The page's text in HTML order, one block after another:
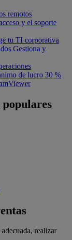
remotos
y el soporte
tu TI corporativa
Gestiona y
de lucro 30 %
populares
realizar